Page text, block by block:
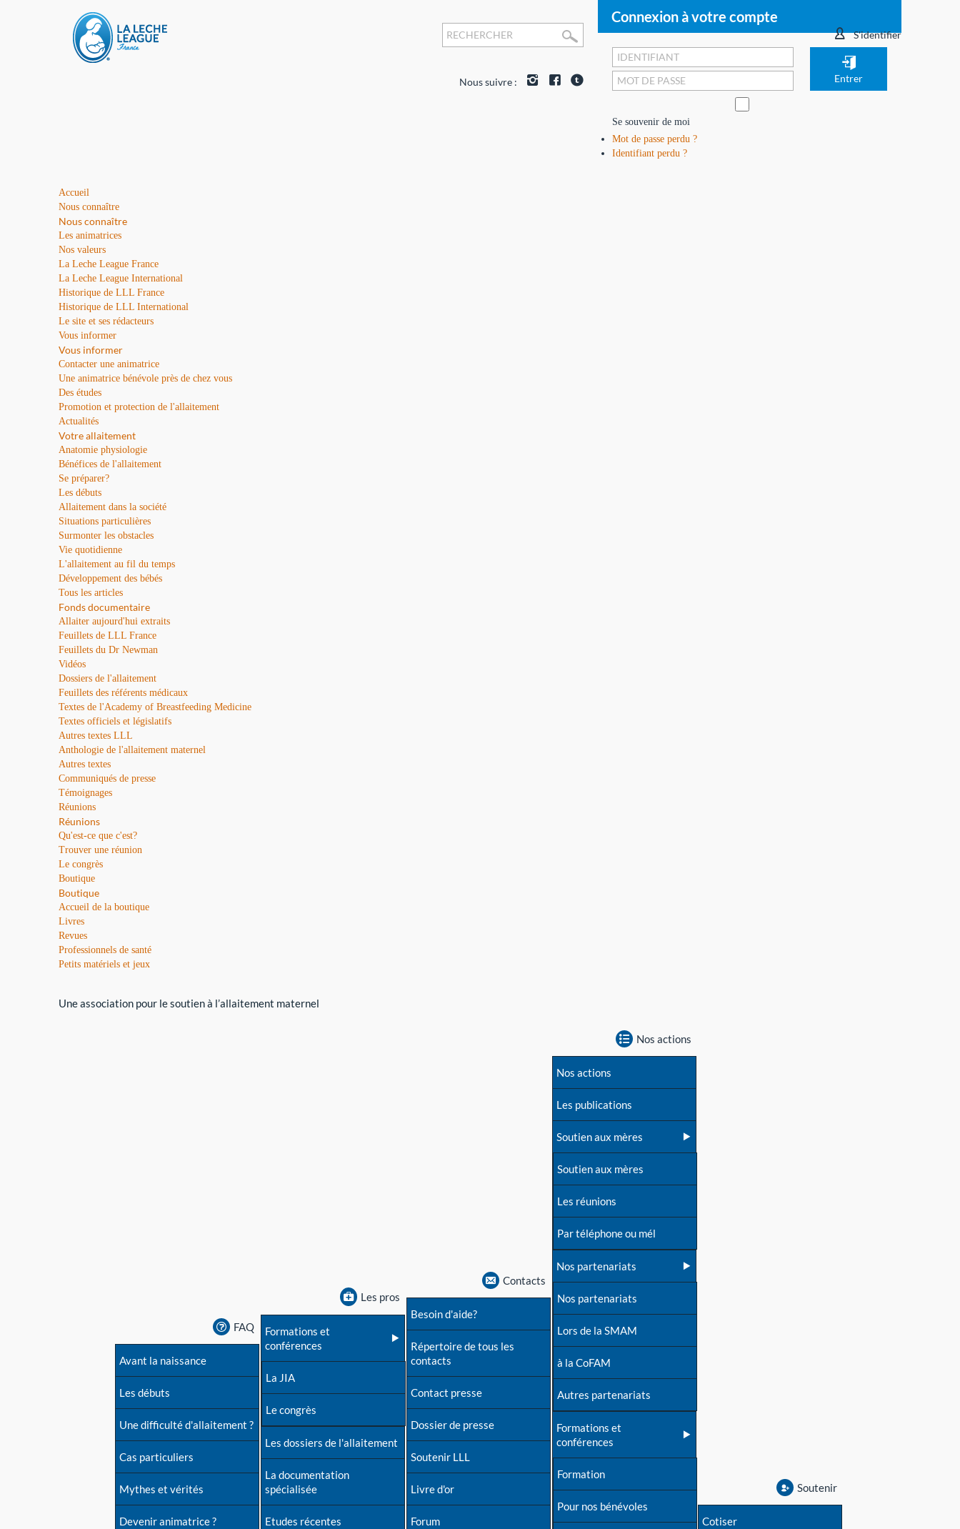
S'identifier
Connexion à votre compte
Se souvenir de moi
Mot de passe perdu ?
Identifiant perdu ?
Nous suivre :
Accueil
Nous connaître
Nous connaître
Les animatrices
Nos valeurs
La Leche League France
La Leche League International
Historique de LLL France
Historique de LLL International
Le site et ses rédacteurs
Vous informer
Vous informer
Contacter une animatrice
Une animatrice bénévole près de chez vous
Des études
Promotion et protection de l'allaitement
Actualités
Votre allaitement
Anatomie physiologie
Bénéfices de l'allaitement
Se préparer?
Les débuts
Allaitement dans la société
Situations particulières
Surmonter les obstacles
Vie quotidienne
L'allaitement au fil du temps
Développement des bébés
Tous les articles
Fonds documentaire
Allaiter aujourd'hui extraits
Feuillets de LLL France
Feuillets du Dr Newman
Vidéos
Dossiers de l'allaitement
Feuillets des référents médicaux
Textes de l'Academy of Breastfeeding Medicine
Textes officiels et législatifs
Autres textes LLL
Anthologie de l'allaitement maternel
Autres textes
Communiqués de presse
Témoignages
Réunions
Réunions
Qu'est-ce que c'est?
Trouver une réunion
Le congrès
Boutique
Boutique
Accueil de la boutique
Livres
Revues
Professionnels de santé
Petits matériels et jeux
Une association pour le soutien à l’allaitement maternel
FAQ
Avant la naissance
Les débuts
Une difficulté d'allaitement ?
Cas particuliers
Mythes et vérités
Devenir animatrice ?
Les pros
Formations et
conférences
La JIA
Le congrès
Les dossiers de l'allaitement
La documentation
spécialisée
Etudes récentes
Contacts
Besoin d'aide?
Répertoire de tous les
contacts
Contact presse
Dossier de presse
Soutenir LLL
Livre d'or
Forum
Nos actions
Nos actions
Les publications
Soutien aux mères
Soutien aux mères
Les réunions
Par téléphone ou mél
Nos partenariats
Nos partenariats
Lors de la SMAM
à la CoFAM
Autres partenariats
Formations et
conférences
Formation
Pour nos bénévoles
Soutenir
Cotiser